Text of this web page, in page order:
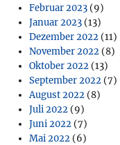
Februar 2023 (9)
Januar 2023 (13)
Dezember 2022 (11)
November 2022 (8)
Oktober 2022 (13)
September 2022 (7)
August 2022 (8)
Juli 2022 (9)
Juni 2022 (7)
Mai 2022 (6)